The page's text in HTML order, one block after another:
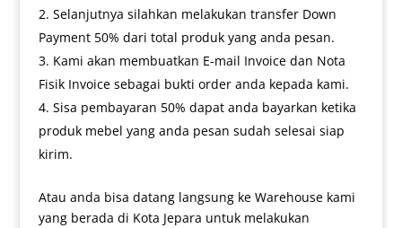
Selanjutnya silahkan melakukan transfer Down
Payment 50% dari total produk yang anda pesan.
Kami akan membuatkan E-mail Invoice dan Nota
Fisik Invoice sebagai bukti order anda kepada kami.
Sisa pembayaran 50% dapat anda bayarkan ketika
produk mebel yang anda pesan sudah selesai siap
kirim.
Atau anda bisa datang langsung ke Warehouse kami
yang berada di Kota Jepara untuk melakukan